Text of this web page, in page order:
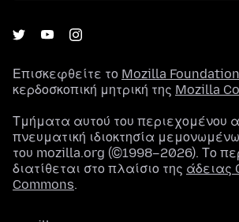
Επισκεφθείτε το Mozilla Foundation
κερδοσκοπική μητρική της Mozilla
Τμήματα αυτού του περιεχομένου
πνευματική ιδιοκτησία
του mozilla.org (©1998–2026). Το
διατίθεται στο πλαίσιο της άδειας
Commons.